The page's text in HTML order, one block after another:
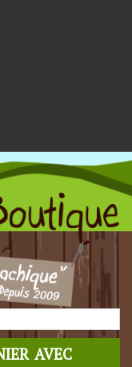
avec